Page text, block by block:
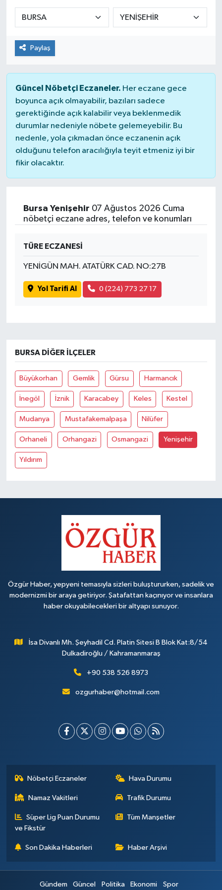
Paylaş
Güncel Nöbetçi Eczaneler. Her eczane gece
boyunca açık olmayabilir, bazıları sadece
gerektiğinde açık kalabilir veya beklenmedik
durumlar nedeniyle nöbete gelemeyebilir. Bu
nedenle, yola çıkmadan önce eczanenin açık
olduğunu telefon aracılığıyla teyit etmeniz iyi bir
fikir olacaktır.
Bursa Yenişehir 07 Ağustos 2026 Cuma
nöbetçi eczane adres, telefon ve konumları
TÜRE ECZANESİ
YENİGÜN MAH. ATATÜRK CAD. NO:27B
Yol Tarifi Al 0 (224) 773 27 17
BURSA DIĞER İLÇELER
Büyükorhan Gemlik Gürsu Harmancık
İnegöl İznik Karacabey Keles Kestel
Mudanya Mustafakemalpaşa Nilüfer
Orhaneli Orhangazi Osmangazi Yenişehir
Yıldırım
Özgür Haber, yepyeni temasıyla sizleri buluştururken, sadelik ve
modernizmi bir araya getiriyor. Şatafattan kaçınıyor ve insanlara
haber okuyabilecekleri bir altyapı sunuyor.
İsa Divanlı Mh. Şeyhadil Cd. Platin Sitesi B Blok Kat:8/54
Dulkadiroğlu / Kahramanmaraş
+90 538 526 8973
ozgurhaber@hotmail.com
Nöbetçi Eczaneler Hava Durumu
Namaz Vakitleri Trafik Durumu
Süper Lig Puan Durumu
ve Fikstür
Tüm Manşetler
Son Dakika Haberleri Haber Arşivi
Gündem Güncel Politika Ekonomi Spor
Sağlık
Spor
Yaşam